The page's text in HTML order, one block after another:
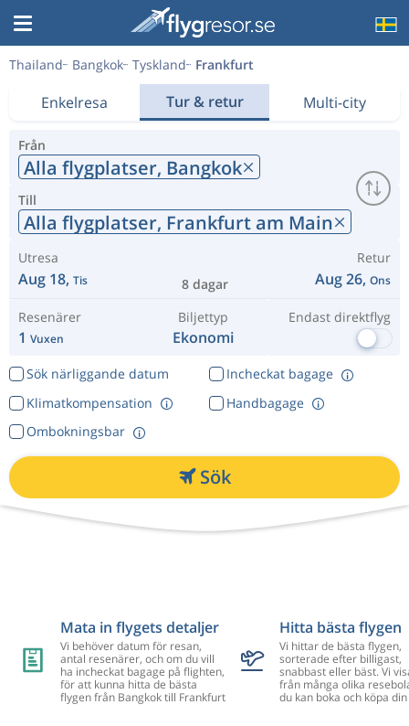
Thailand Bangkok Tyskland Frankfurt
Enkelresa Tur & retur Multi-city
Från
Alla flygplatser, Bangkok
Till
Alla flygplatser, Frankfurt am Main
Utresa
Aug 18, Tis 8 dagar
Retur
Aug 26, Ons
Resenärer
1 Vuxen
Biljettyp
Ekonomi
Endast direktflyg
Sök närliggande datum
Incheckat bagage
Klimatkompensation
Ombokningsbar
Handbagage
Sök
Mata in flygets detaljer
Vi behöver datum för resan,
antal resenärer, och om du vill
ha incheckat bagage på flighten,
för att kunna hitta de bästa
flygen från Bangkok till Frankfurt
Hitta bästa flygen
Vi hittar de bästa flygen,
sorterade efter billigast,
snabbast eller bäst. Vi
från många olika
du kan boka och köpa